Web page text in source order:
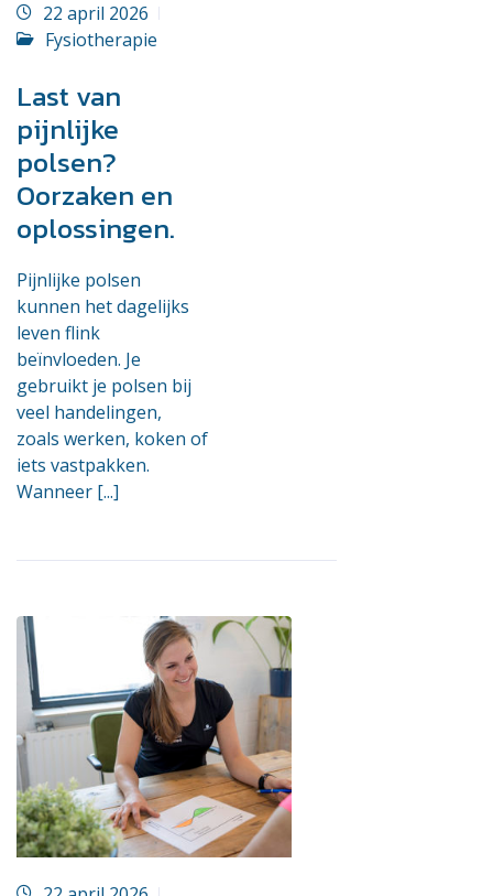
22 april 2026
Fysiotherapie
Last van
pijnlijke
polsen?
Oorzaken en
oplossingen.
Pijnlijke polsen
kunnen het dagelijks
leven flink
beïnvloeden. Je
gebruikt je polsen bij
veel handelingen,
zoals werken, koken of
iets vastpakken.
Wanneer [...]